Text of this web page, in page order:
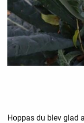
Hoppas du blev glad